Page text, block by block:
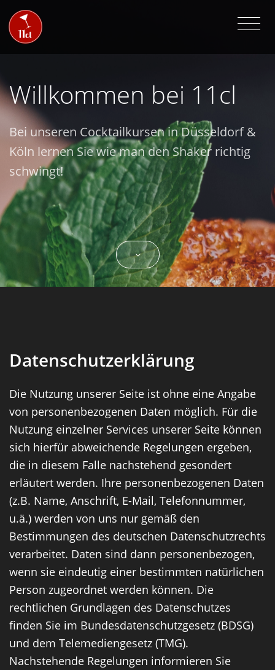
Willkommen bei 11cl
Bei unseren Cocktailkursen in Düsseldorf &
Köln lernen Sie wie man den Shaker richtig
schwingt!
Datenschutzerklärung
Die Nutzung unserer Seite ist ohne eine Angabe
von personenbezogenen Daten möglich. Für die
Nutzung einzelner Services unserer Seite können
sich hierfür abweichende Regelungen ergeben,
die in diesem Falle nachstehend gesondert
erläutert werden. Ihre personenbezogenen Daten
(z.B. Name, Anschrift, E-Mail, Telefonnummer,
u.ä.) werden von uns nur gemäß den
Bestimmungen des deutschen Datenschutzrechts
verarbeitet. Daten sind dann personenbezogen,
wenn sie eindeutig einer bestimmten natürlichen
Person zugeordnet werden können. Die
rechtlichen Grundlagen des Datenschutzes
finden Sie im Bundesdatenschutzgesetz (BDSG)
und dem Telemediengesetz (TMG).
Nachstehende Regelungen informieren Sie